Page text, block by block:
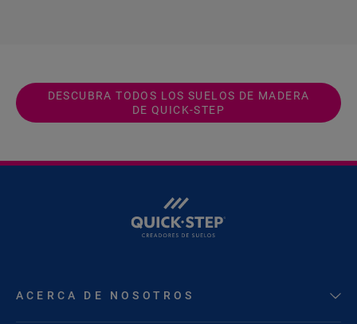
DESCUBRA TODOS LOS SUELOS DE MADERA
DE QUICK-STEP
ACERCA DE NOSOTROS